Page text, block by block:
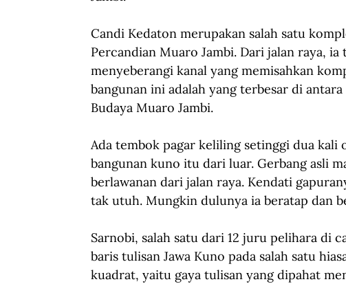
Candi Kedaton merupakan salah satu
Percandian Muaro Jambi. Dari jalan raya,
menyeberangi kanal yang memisahkan
bangunan ini adalah yang terbesar di
Budaya Muaro Jambi.
Ada tembok pagar keliling setinggi dua kali
bangunan kuno itu dari luar. Gerbang asli
berlawanan dari jalan raya. Kendati
tak utuh. Mungkin dulunya ia beratap dan
Sarnobi, salah satu dari 12 juru pelihara di
baris tulisan Jawa Kuno pada salah satu
kuadrat, yaitu gaya tulisan yang dipahat